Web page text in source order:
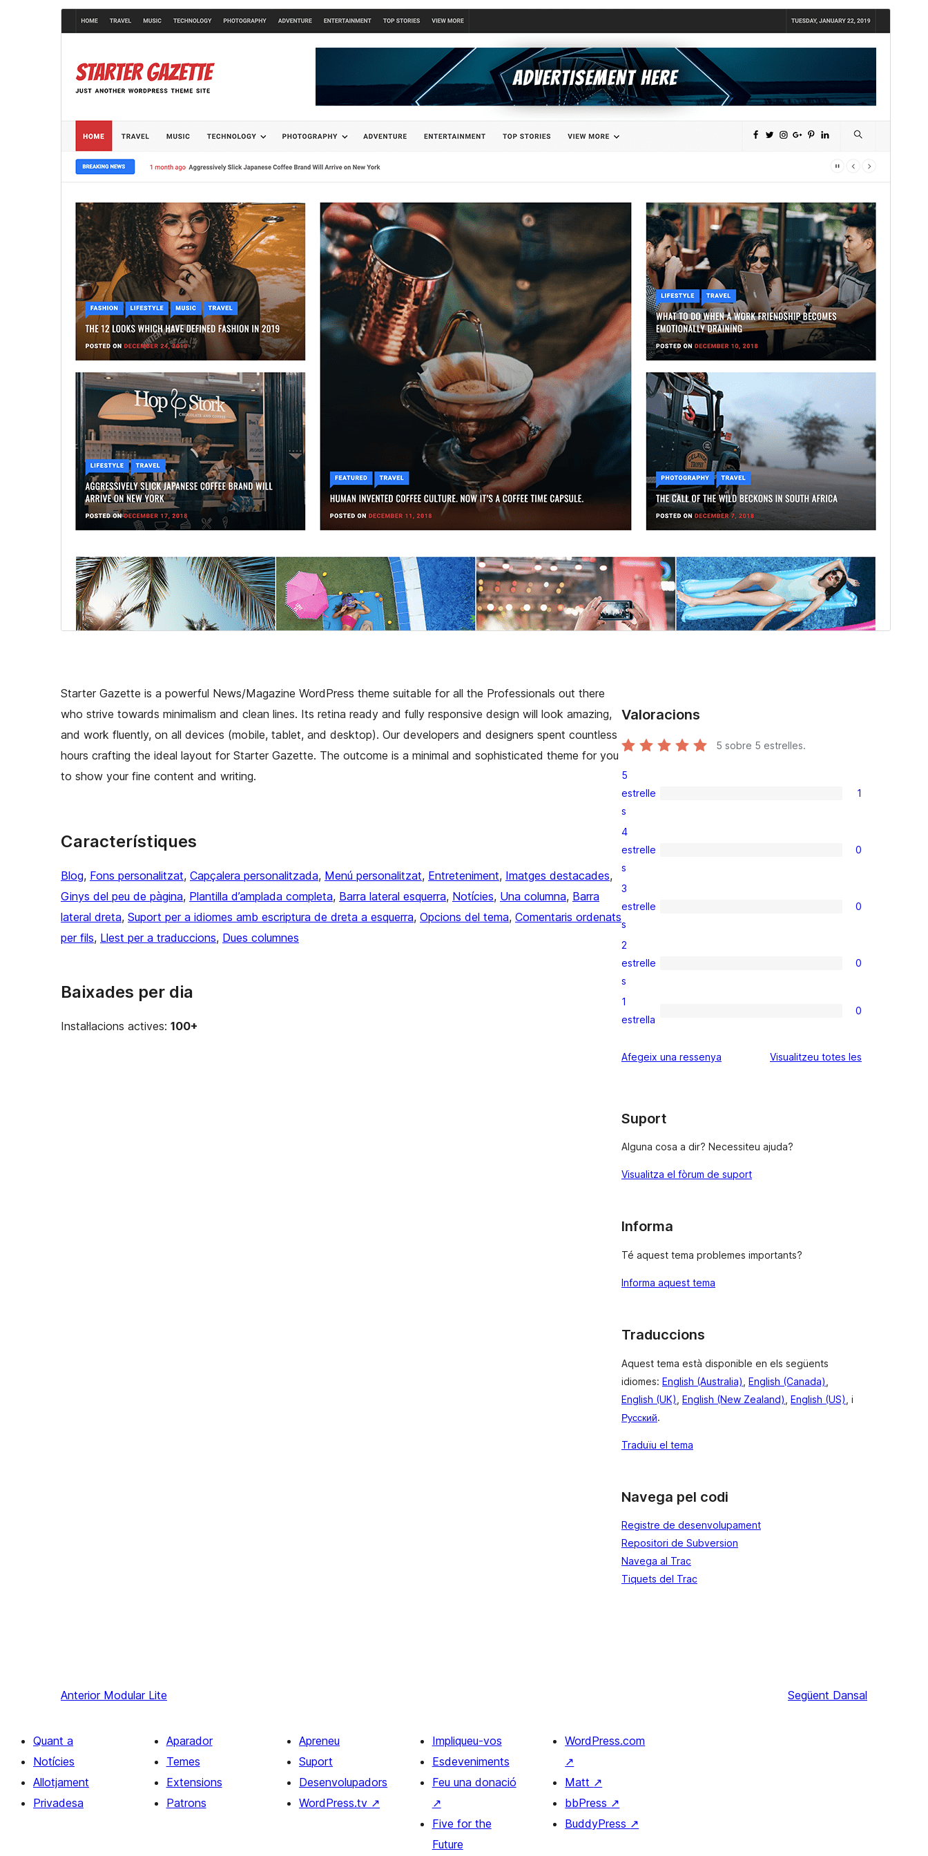
o suport comercial de pagament.
PrevisualitzaBaixa
Versió
1.2.9
100+
5.5
Starter Gazette is a powerful News/Magazine WordPress theme suitable for all the Professionals out there
who strive towards minimalism and clean lines. Its retina ready and fully responsive design will look amazing,
and work fluently, on all devices (mobile, tablet, and desktop). Our developers and designers spent countless
hours crafting the ideal layout for Starter Gazette. The outcome is a minimal and sophisticated theme for you
to show your fine content and writing.
Característiques
Blog, Fons personalitzat, Capçalera personalitzada, Menú personalitzat, Entreteniment, Imatges destacades
Ginys del peu de pàgina, Plantilla d’amplada completa, Barra lateral esquerra, Notícies, Una columna, Barra
lateral dreta, Suport per a idiomes amb escriptura de dreta a esquerra, Opcions del tema, Comentaris ordenats
per fils, Llest per a traduccions, Dues columnes
Baixades per dia
Instal·lacions actives: 100+
Valoracions
5 sobre 5 estrelles.
1
valoració
de
5
estrelles
5
estrelle
s
1
0
valoracions
de
4
estrelles
4
estrelle
s
0
0
valoracions
de
3
estrelles
3
estrelle
s
0
0
valoracions
de
2
2
estrelle
s
0
0
de
1
estrella
0
Afegeix una ressenya Visualitzeu totes les
Suport
Alguna cosa a dir? Necessiteu ajuda?
Visualitza el fòrum de suport
Informa
Té aquest tema problemes importants?
Informa aquest tema
Traduccions
Aquest tema està disponible en els següents
idiomes: English (Australia) English (Canada)
English (UK) English (New Zealand) English (US) , i
Русский.
Traduïu el tema
Navega pel codi
Registre de desenvolupament
Repositori de Subversion
Navega al Trac
Tiquets del Trac
Anterior Modular Lite Següent Dansal
Quant a
Notícies
Allotjament
Privadesa
Aparador
Temes
Extensions
Patrons
Apreneu
Suport
Desenvolupadors
WordPress.tv ↗
Impliqueu-vos
Esdeveniments
Feu una donació
↗
Five for the
Future
WordPress.com
↗
Matt ↗
bbPress ↗
BuddyPress ↗